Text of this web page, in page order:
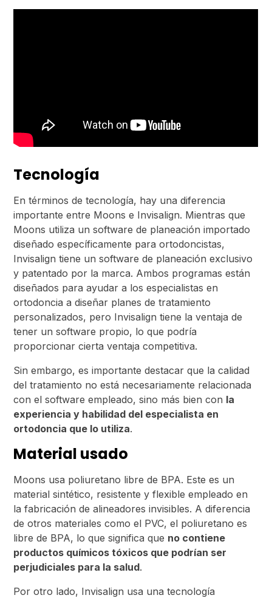
Tecnología
En términos de tecnología, hay una diferencia
importante entre Moons e Invisalign. Mientras que
Moons utiliza un software de planeación importado
diseñado específicamente para ortodoncistas,
Invisalign tiene un software de planeación exclusivo
y patentado por la marca. Ambos programas están
diseñados para ayudar a los especialistas en
ortodoncia a diseñar planes de tratamiento
personalizados, pero Invisalign tiene la ventaja de
tener un software propio, lo que podría
proporcionar cierta ventaja competitiva.
Sin embargo, es importante destacar que la calidad
del tratamiento no está necesariamente relacionada
con el software empleado, sino más bien con la
experiencia y habilidad del especialista en
ortodoncia que lo utiliza.
Material usado
Moons usa poliuretano libre de BPA. Este es un
material sintético, resistente y flexible empleado en
la fabricación de alineadores invisibles. A diferencia
de otros materiales como el PVC, el poliuretano es
libre de BPA, lo que significa que no contiene
productos químicos tóxicos que podrían ser
perjudiciales para la salud.
Por otro lado, Invisalign usa una tecnología